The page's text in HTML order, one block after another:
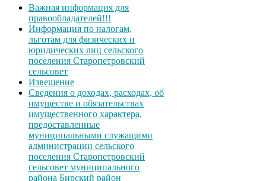
Важная информация для
правообладателей!!!
Информация по налогам,
льготам для физических и
юридических лиц сельского
поселения Старопетровский
сельсовет
Извещение
Сведения о доходах, расходах, об
имуществе и обязательствах
имущественного характера,
предоставленные
муниципальными служащими
администрации сельского
поселения Старопетровский
сельсовет муниципального
района Бирский район